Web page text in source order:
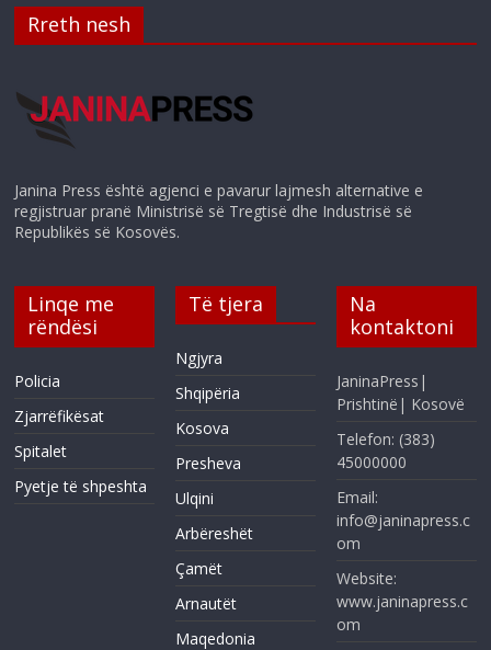
Rreth nesh
Janina Press është agjenci e pavarur lajmesh alternative e
regjistruar pranë Ministrisë së Tregtisë dhe Industrisë së
Republikës së Kosovës.
Linqe me
rëndësi
Policia
Zjarrëfikësat
Spitalet
Pyetje të shpeshta
Të tjera
Ngjyra
Shqipëria
Kosova
Presheva
Ulqini
Arbëreshët
Çamët
Arnautët
Maqedonia
Na
kontaktoni
JaninaPress|
Prishtinë| Kosovë
Telefon: (383)
45000000
Email:
info@janinapress.c
om
Website:
www.janinapress.c
om